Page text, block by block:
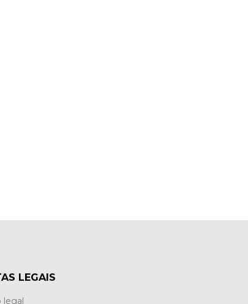
LEGAIS
legal